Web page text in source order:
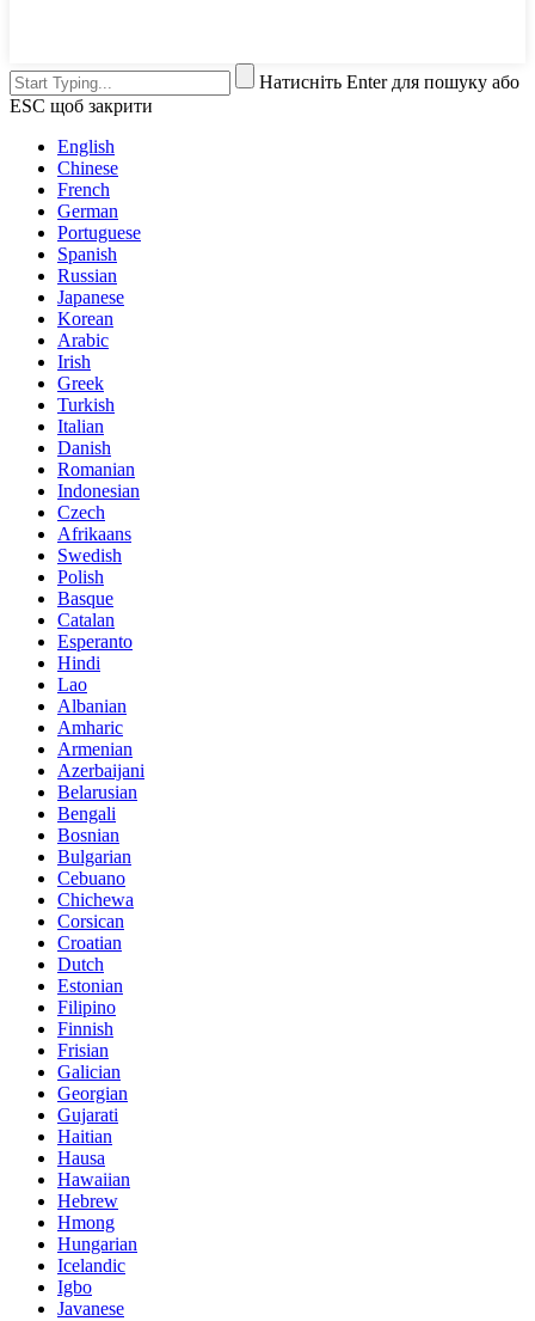
Натисніть Enter для пошуку або
ESC щоб закрити
English
Chinese
French
German
Portuguese
Spanish
Russian
Japanese
Korean
Arabic
Irish
Greek
Turkish
Italian
Danish
Romanian
Indonesian
Czech
Afrikaans
Swedish
Polish
Basque
Catalan
Esperanto
Hindi
Lao
Albanian
Amharic
Armenian
Azerbaijani
Belarusian
Bengali
Bosnian
Bulgarian
Cebuano
Chichewa
Corsican
Croatian
Dutch
Estonian
Filipino
Finnish
Frisian
Galician
Georgian
Gujarati
Haitian
Hausa
Hawaiian
Hebrew
Hmong
Hungarian
Icelandic
Igbo
Javanese